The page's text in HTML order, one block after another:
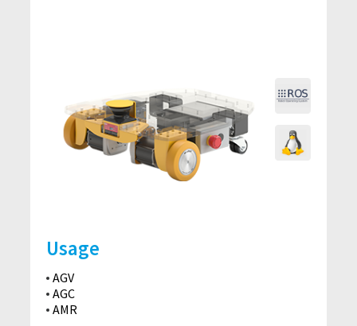
Usage
AGV
AGC
AMR